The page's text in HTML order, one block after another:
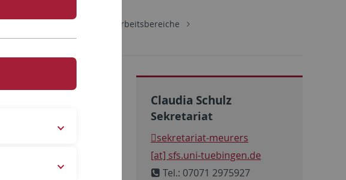
Arbeitsbereiche
Claudia Schulz
Sekretariat
sekretariat-meurers
[at] sfs.uni-tuebingen.de
Tel.: 07071 2975927